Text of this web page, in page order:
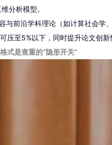
分析模型。
与前沿学科理论（如计算社会学
压至5%以下，同时提升论文创新
式是查重的“隐形开关”